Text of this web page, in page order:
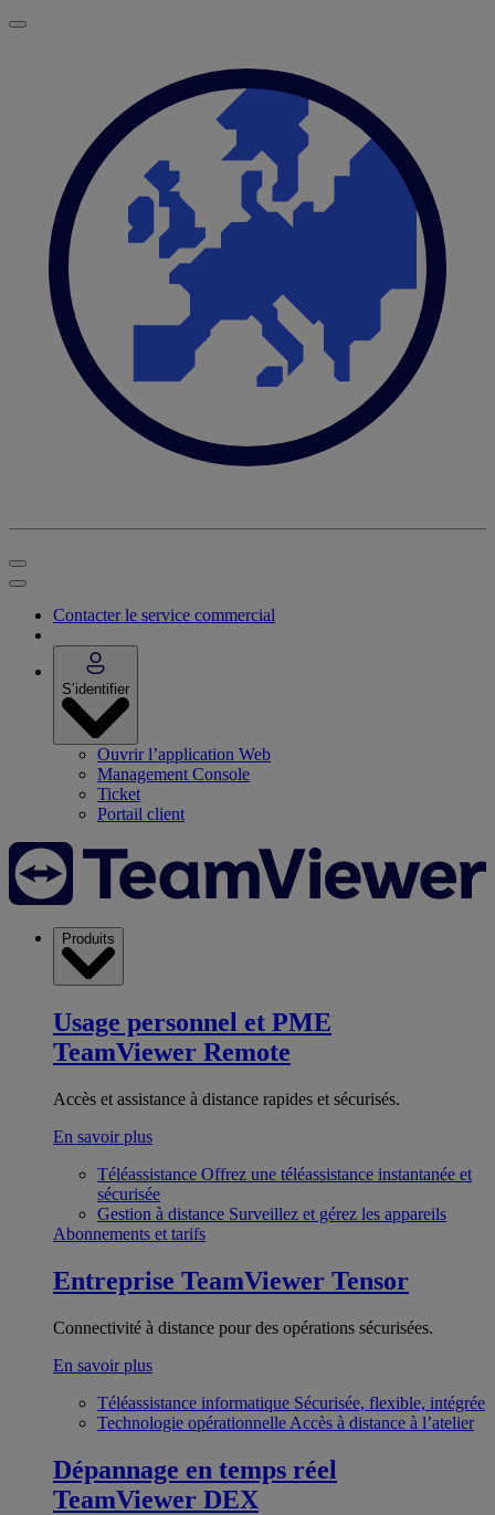
Contacter le service commercial
S’identifier
Ouvrir l’application Web
Management Console
Ticket
Portail client
Produits
Usage personnel et PME
TeamViewer Remote
Accès et assistance à distance rapides et sécurisés.
En savoir plus
Téléassistance Offrez une téléassistance instantanée et
sécurisée
Gestion à distance Surveillez et gérez les appareils
Abonnements et tarifs
Entreprise TeamViewer Tensor
Connectivité à distance pour des opérations sécurisées.
En savoir plus
Téléassistance informatique Sécurisée, flexible, intégrée
Technologie opérationnelle Accès à distance à l’atelier
Dépannage en temps réel
TeamViewer DEX